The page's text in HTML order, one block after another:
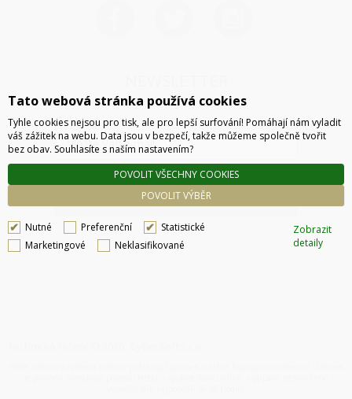
ODESLAT
Tato webová stránka používá cookies
Tyhle cookies nejsou pro tisk, ale pro lepší surfování! Pomáhají nám vyladit
váš zážitek na webu. Data jsou v bezpečí, takže můžeme společně tvořit
bez obav. Souhlasíte s naším nastavením?
POVOLIT VÝBĚR
POVOLIT VŠECHNY COOKIES
Nutné Preferenční
Statistické
Marketingové
Neklasifikované
Zobrazit
detaily